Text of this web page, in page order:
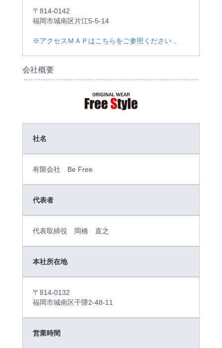
〒814-0142
福岡市城南区片江5-5-14
※アクセスＭＡＰはこちらをご参照ください 。
会社概要
社名
有限会社 Be Free
代表者
代表取締役 岡橋 直之
本社所在地
〒814-0132
福岡市城南区干隈2-48-11
営業時間